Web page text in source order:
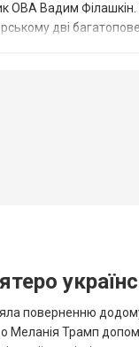
ОВА Вадим
дві
поверненню
Трамп